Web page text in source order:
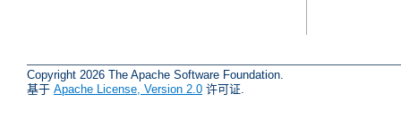
Copyright 2026 The Apache Software Foundation.
基于 Apache License, Version 2.0 许可证.